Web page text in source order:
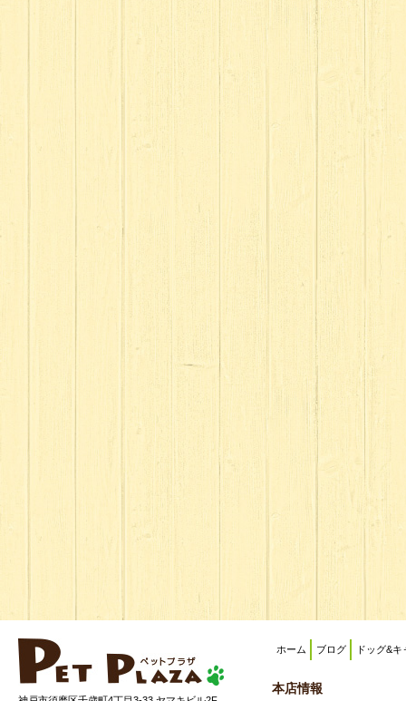
ホーム ブログ ドッグ&キ
本店情報